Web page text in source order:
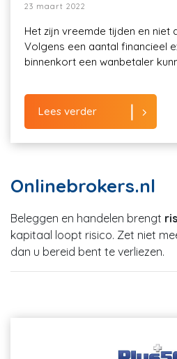
23 maart 2022
Het zijn vreemde tijden en niet
Volgens een aantal financieel
binnenkort een wanbetaler
Lees verder
Onlinebrokers.nl
Beleggen en handelen brengt
kapitaal loopt risico. Zet niet
dan u bereid bent te verliezen.